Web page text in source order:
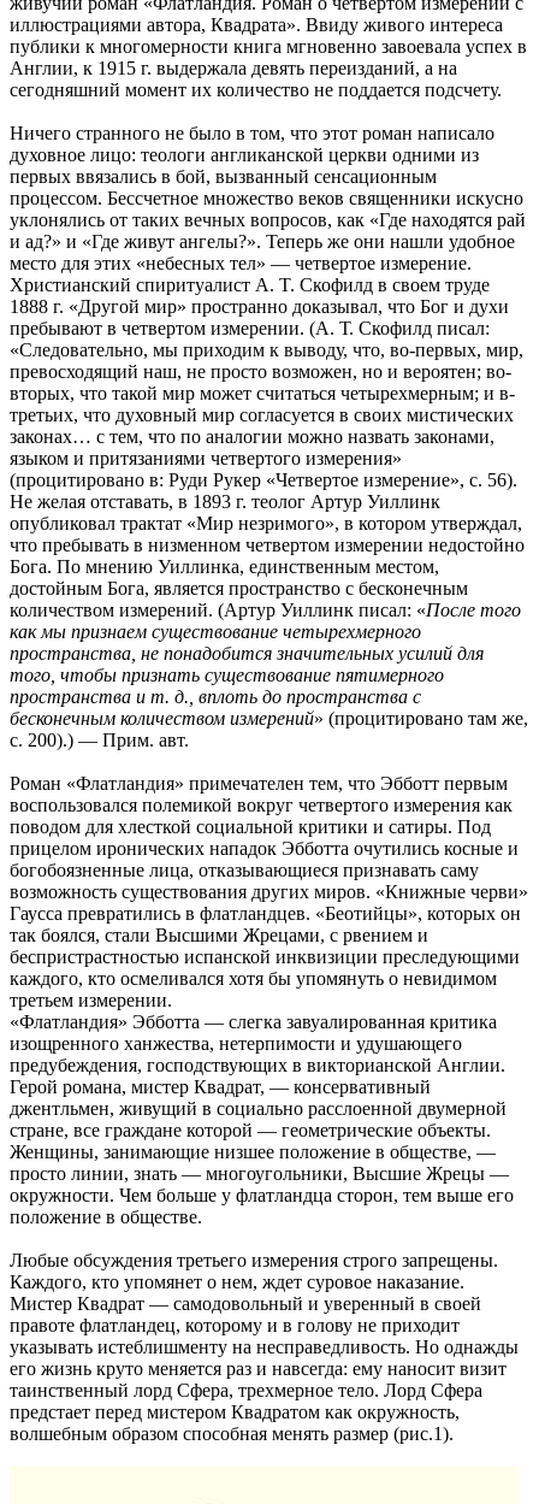
иллюстрациями автора, Квадрата». Ввиду живого интереса
публики к многомерности книга мгновенно завоевала успех в
Англии, к 1915 г. выдержала девять переизданий, а на
сегодняшний момент их количество не поддается подсчету.
Ничего странного не было в том, что этот роман написало
духовное лицо: теологи англиканской церкви одними из
первых ввязались в бой, вызванный сенсационным
процессом. Бессчетное множество веков священники искусно
уклонялись от таких вечных вопросов, как «Где находятся рай
и ад?» и «Где живут ангелы?». Теперь же они нашли удобное
место для этих «небесных тел» — четвертое измерение.
Христианский спиритуалист A. T. Скофилд в своем труде
1888 г. «Другой мир» пространно доказывал, что Бог и духи
пребывают в четвертом измерении. (А. Т. Скофилд писал:
«Следовательно, мы приходим к выводу, что, во-первых, мир,
превосходящий наш, не просто возможен, но и вероятен; во-
вторых, что такой мир может считаться четырехмерным; и в-
третьих, что духовный мир согласуется в своих мистических
законах… с тем, что по аналогии можно назвать законами,
языком и притязаниями четвертого измерения»
(процитировано в: Руди Рукер «Четвертое измерение», с. 56).
Не желая отставать, в 1893 г. теолог Артур Уиллинк
опубликовал трактат «Мир незримого», в котором утверждал,
что пребывать в низменном четвертом измерении недостойно
Бога. По мнению Уиллинка, единственным местом,
достойным Бога, является пространство с бесконечным
количеством измерений. (Артур Уиллинк писал: «После того
как мы признаем существование четырехмерного
пространства, не понадобится значительных усилий для
того, чтобы признать существование пятимерного
пространства и т. д., вплоть до пространства с
бесконечным количеством измерений» (процитировано там же,
с. 200).) — Прим. авт.
Роман «Флатландия» примечателен тем, что Эбботт первым
воспользовался полемикой вокруг четвертого измерения как
поводом для хлесткой социальной критики и сатиры. Под
прицелом иронических нападок Эбботта очутились косные и
богобоязненные лица, отказывающиеся признавать саму
возможность существования других миров. «Книжные черви»
Гаусса превратились в флатландцев. «Беотийцы», которых он
так боялся, стали Высшими Жрецами, с рвением и
беспристрастностью испанской инквизиции преследующими
каждого, кто осмеливался хотя бы упомянуть о невидимом
третьем измерении.
«Флатландия» Эбботта — слегка завуалированная критика
изощренного ханжества, нетерпимости и удушающего
предубеждения, господствующих в викторианской Англии.
Герой романа, мистер Квадрат, — консервативный
джентльмен, живущий в социально расслоенной двумерной
стране, все граждане которой — геометрические объекты.
Женщины, занимающие низшее положение в обществе, —
просто линии, знать — многоугольники, Высшие Жрецы —
окружности. Чем больше у флатландца сторон, тем выше его
положение в обществе.
Любые обсуждения третьего измерения строго запрещены.
Каждого, кто упомянет о нем, ждет суровое наказание.
Мистер Квадрат — самодовольный и уверенный в своей
правоте флатландец, которому и в голову не приходит
указывать истеблишменту на несправедливость. Но однажды
его жизнь круто меняется раз и навсегда: ему наносит визит
таинственный лорд Сфера, трехмерное тело. Лорд Сфера
предстает перед мистером Квадратом как окружность,
волшебным образом способная менять размер (рис.1).